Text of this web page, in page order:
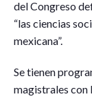
del Congreso
“las ciencias
mexicana”.
Se tienen
magistrales con